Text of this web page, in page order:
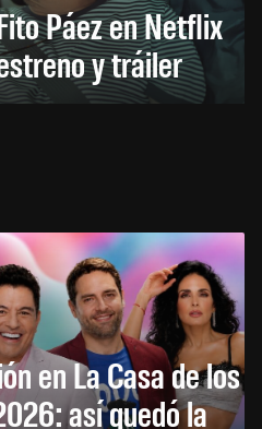
Páez en Netflix
y tráiler
en La Casa de los
así quedó la